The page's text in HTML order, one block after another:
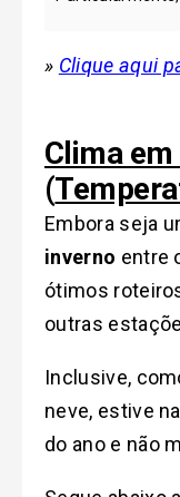
» Clique aqui
Clima
(
Embora seja
inverno entre
ótimos
outras
Inclusive,
neve, estive
do ano e não